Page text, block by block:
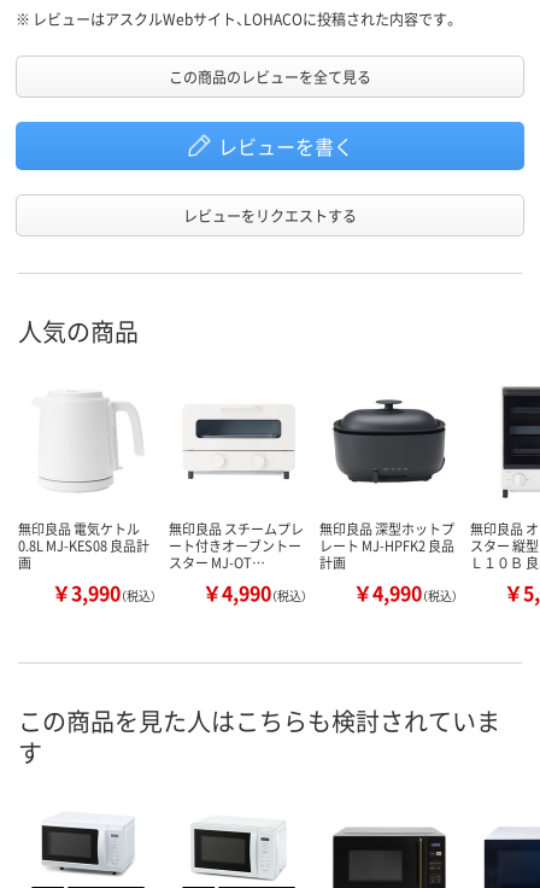
※ レビューはアスクルWebサイト、LOHACOに投稿された内容です。
この商品のレビューを全て見る
レビューを書く
レビューをリクエストする
人気の商品
無印良品 電気ケトル
0.8L MJ-KES08 良品計
画
￥3,990（税込）
無印良品 スチームプレ
ート付きオーブントー
スター MJ-OT…
￥4,990（税込）
無印良品 深型ホットプ
レート MJ-HPFK2 良品
計画
￥4,990（税込）
無印良品
スター 縦
Ｌ１０Ｂ
￥
この商品を見た人はこちらも検討されていま
す